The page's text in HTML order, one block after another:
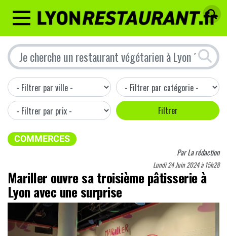
MENU
COMMERCES
ParLa rédaction
Lundi 24 Juin 2024 à 15h28
Mariller ouvre sa troisième pâtisserie à
Lyon avec une surprise